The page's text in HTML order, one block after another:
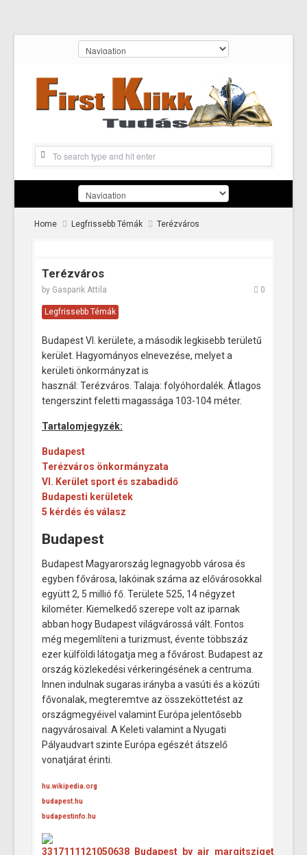
Home Legfrissebb Témák Terézváros
Terézváros
by Gasparik Attila 0
Legfrissebb Témák
Budapest VI. kerülete, a második legkisebb területű
kerület. Hagyományos elnevezése, melyet a
kerületi önkormányzat is
használ: Terézváros. Talaja: folyóhordalék. Átlagos
tengerszint feletti magassága 103-104 méter.
Tartalomjegyzék:
Budapest
Terézváros önkormányzata
VI. Kerület sport és szabadidő
Budapesti kerületek
5 kérdés és válasz
Budapest
Budapest Magyarország legnagyobb városa és
egyben fővárosa, lakóinak száma az elővárosokkal
együtt 2, 5 millió fő. Területe 525, 14 négyzet
kilométer. Kiemelkedő szerepe volt az iparnak
abban hogy Budapest világvárossá vált. Fontos
még megemlíteni a turizmust, évente többszáz
ezer külföldi látogatja meg a fővárost. Budapest az
ország közlekedési vérkeringésének a centruma.
Innen indulnak sugaras irányba a vasúti és a közúti
fővonalak, megteremtve az összeköttetést az
országmegyéivel valamint Európa jelentősebb
nagyvárosaival. A Keleti valamint a Nyugati
Pályaudvart szinte Európa egészét átszelő
vonatjárat érinti.
hu.wikipedia.org
budapest.hu
budapestinfo.hu